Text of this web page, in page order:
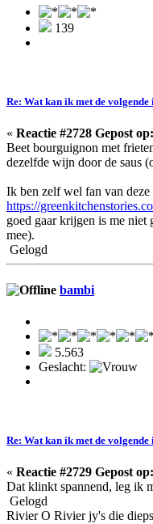
139
Re: Wat kan ik met de volgende
« Reactie #2728 Gepost op:
Beet bourguignon met
dezelfde wijn door de saus
Ik ben zelf wel fan van deze
https://
goed gaar krijgen is me niet
mee).
Gelogd
bambi
5.563
Geslacht:
Re: Wat kan ik met de volgende
« Reactie #2729 Gepost op:
Dat klinkt spannend, leg ik
Gelogd
Rivier O Rivier jy's die